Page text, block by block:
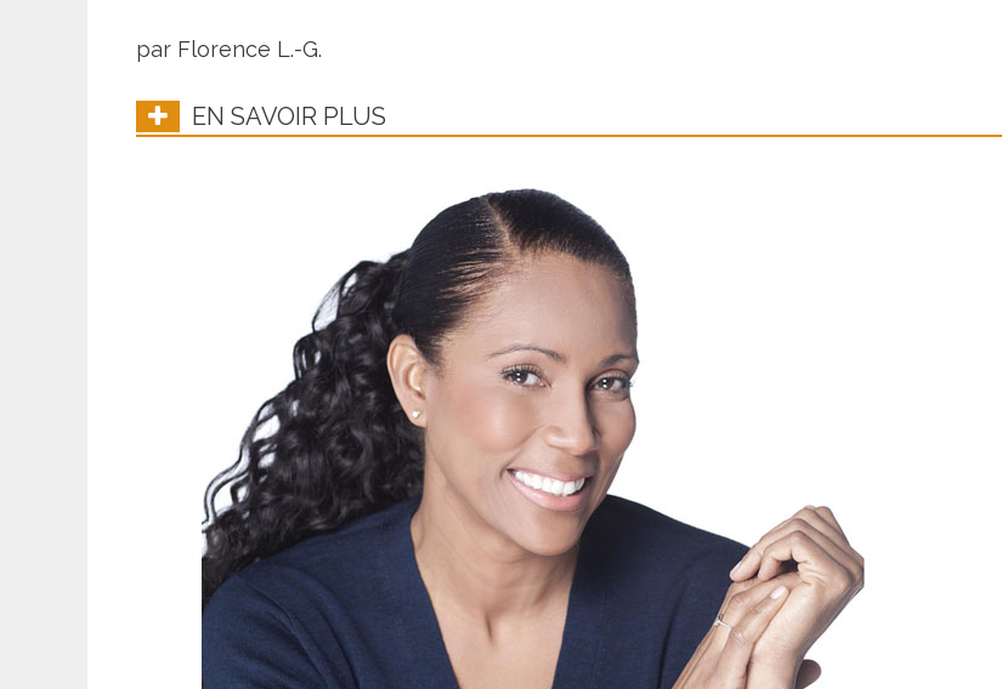
par Florence L.-G.
EN SAVOIR PLUS